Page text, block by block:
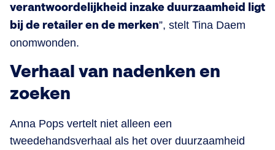
verantwoordelijkheid inzake duurzaamheid ligt
bij de retailer en de merken”, stelt Tina Daem
onomwonden.
Verhaal van nadenken en
zoeken
Anna Pops vertelt niet alleen een
tweedehandsverhaal als het over duurzaamheid